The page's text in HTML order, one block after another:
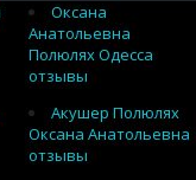
Оксана
Анатольевна
Полюлях Одесса
отзывы
Акушер Полюлях
Оксана Анатольевна
отзывы